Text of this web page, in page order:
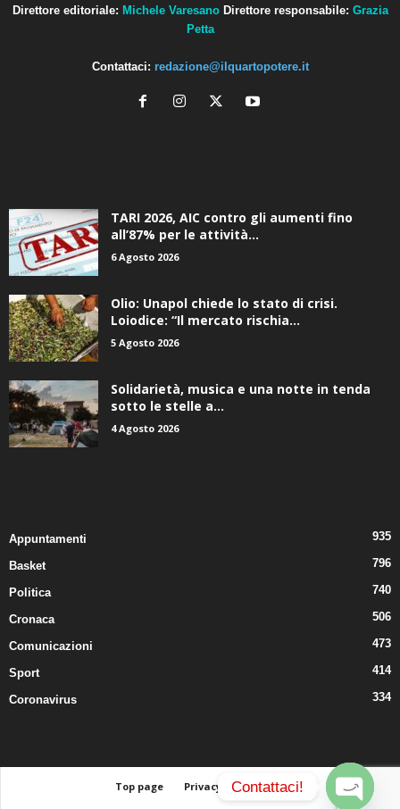
Direttore editoriale: Michele Varesano Direttore responsabile: Grazia
Petta
Contattaci: redazione@ilquartopotere.it
TARI 2026, AIC contro gli aumenti fino
all’87% per le attività...
6 Agosto 2026
Olio: Unapol chiede lo stato di crisi.
Loiodice: “Il mercato rischia...
5 Agosto 2026
Solidarietà, musica e una notte in tenda
sotto le stelle a...
4 Agosto 2026
Appuntamenti 935
Basket 796
Politica 740
Cronaca 506
Comunicazioni 473
Sport 414
Coronavirus 334
Top page Privacy
Contatti
Contattaci!